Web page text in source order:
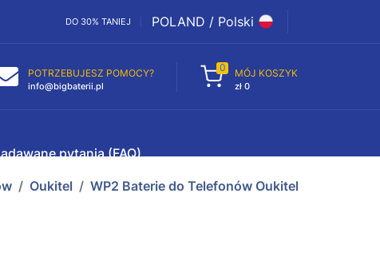
DO 30% TANIEJ POLAND / Polski
POTRZEBUJESZ POMOCY?
info@bigbaterii.pl
0 MÓJ KOSZYK
zł 0
pytania (FAQ)
Oukitel WP2 Baterie do Telefonów Oukitel